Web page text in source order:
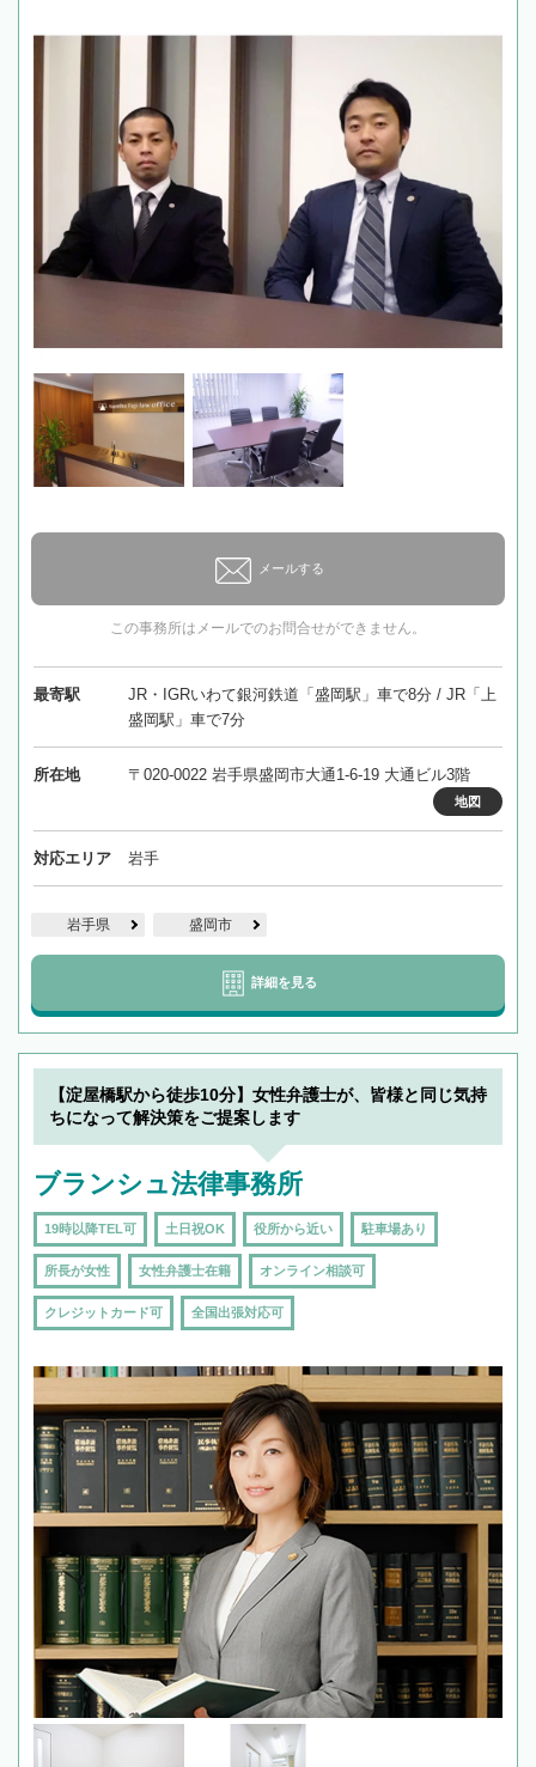
メールする
この事務所はメールでのお問合せができません。
最寄駅
JR・IGRいわて銀河鉄道「盛岡駅」車で8分 / JR「上
盛岡駅」車で7分
所在地 〒020-0022 岩手県盛岡市大通1-6-19 大通ビル3階
地図
対応エリア 岩手
岩手県 盛岡市
詳細を見る
【淀屋橋駅から徒歩10分】女性弁護士が、皆様と同じ気持
ちになって解決策をご提案します
ブランシュ法律事務所
19時以降TEL可 土日祝OK 役所から近い 駐車場あり
所長が女性 女性弁護士在籍 オンライン相談可
クレジットカード可 全国出張対応可